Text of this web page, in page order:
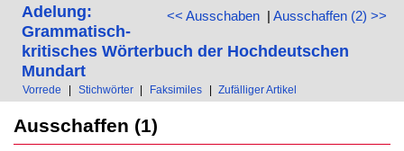
<< Ausschaben| Ausschaffen (2) >>
Adelung:
Grammatisch-
kritisches Wörterbuch der Hochdeutschen
Mundart
Vorrede Stichwörter Faksimiles Zufälliger Artikel
Ausschaffen (1)